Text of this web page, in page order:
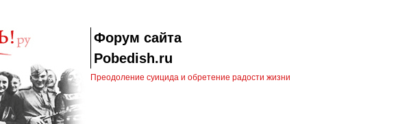
Форум сайта
Pobedish.ru
Преодоление суицида и обретение радости жизни